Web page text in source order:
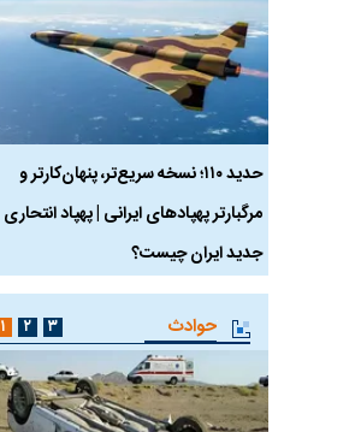
حدید ۱۱۰؛ نسخه سریع‌تر، پنهان‌کارتر و
مرگبارتر پهپادهای ایرانی | پهپاد انتحاری
جدید ایران چیست؟
حوادث ۱ ۲ ۳